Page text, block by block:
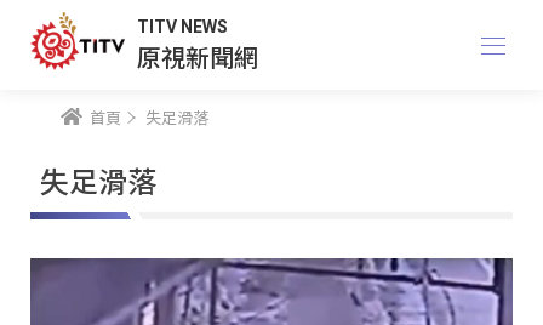
TITV NEWS
原視新聞網
首頁 失足滑落
失足滑落